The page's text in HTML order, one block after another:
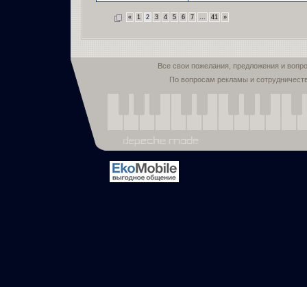
« 1 2 3 4 5 6 7 ... 41 »
Все свои пожелания, предложения и
По вопросам рекламы и